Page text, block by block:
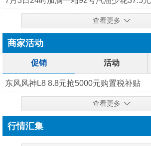
查看更多
商家活动
促销 活动
东风风神L8 8.8元抢5000元购置税补贴
查看更多
行情汇集